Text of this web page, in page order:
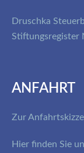
Druschka
Stiftungsregister
ANFAHRT
Zur
Hier finden Sie